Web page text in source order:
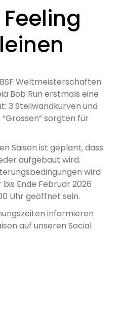
Weltmeisterschaften
Bob Run erstmals eine
3 Steilwandkurven und
sorgten für
Saison ist geplant, dass
aufgebaut wird.
wird
Ende Februar 2026
Uhr geöffnet sein.
informieren
auf unseren Social